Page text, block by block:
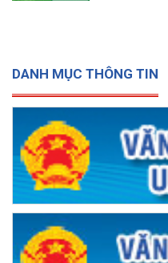
DANH MỤC THÔNG TIN